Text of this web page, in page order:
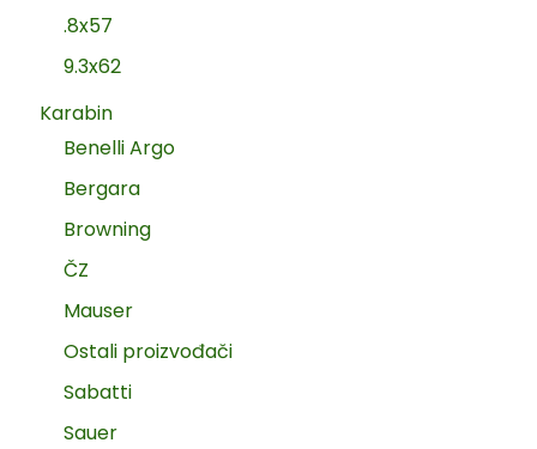
.8x57
9.3x62
Karabin
Benelli Argo
Bergara
Browning
ČZ
Mauser
Ostali proizvođači
Sabatti
Sauer